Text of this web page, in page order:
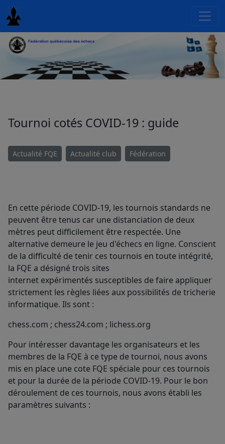
Tournoi cotés COVID-19 : guide
Actualité FQE Actualité club Fédération
En cette période COVID-19, les tournois standards ne
peuvent être tenus car une distanciation de deux
mètres peut difficilement être respectée. Une
alternative demeure le jeu d'échecs en ligne. Conscient
de la difficulté de tenir ces tournois en toute intégrité,
la FQE a désigné trois sites
internet expérimentés susceptibles de faire appliquer
strictement les règles liées aux possibilités de tricherie
informatique. Ils sont :
chess.com ; chess24.com ; lichess.org
Pour intéresser davantage les organisateurs et les
membres de la FQE à ce type de tournoi, nous avons
mis en place une cote FQE spéciale pour ces tournois
et pour la durée de la période COVID-19. Pour le bon
déroulement de ces tournois, nous avons établi les
paramètres suivants :